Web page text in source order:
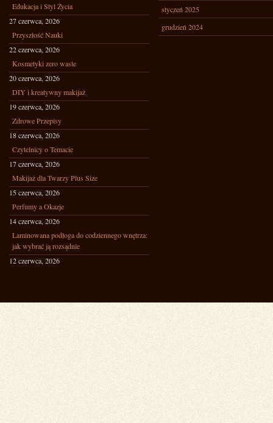
Edukacja i Styl Życia
27 czerwca, 2026
Przyszłość Nauki
22 czerwca, 2026
Kosmetyki zero waste
20 czerwca, 2026
DIY i kreatywny makijaż
19 czerwca, 2026
Zdrowe Przepisy
18 czerwca, 2026
Czytelnicy o Temacie
17 czerwca, 2026
Makijaż dla Twarzy Plus Size
15 czerwca, 2026
Perfumy a Okazje
14 czerwca, 2026
Laminowana podłoga do codziennego wnętrza:
jak wybrać ją rozsądnie
12 czerwca, 2026
styczeń 2025
grudzień 2024